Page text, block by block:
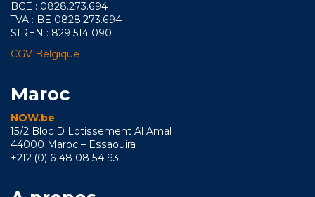
BCE : 0828.273.694
TVA : BE 0828.273.694
SIREN : 829 514 090
CGV Belgique
Maroc
NOW.be
15/2 Bloc D Lotissement Al Amal
44000 Maroc – Essaouira
+212 (0) 6 48 08 54 93